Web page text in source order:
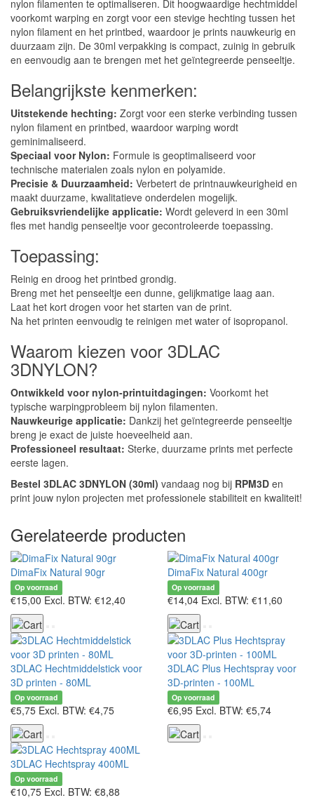
nylon filamenten te optimaliseren. Dit hoogwaardige hechtmiddel
voorkomt warping en zorgt voor een stevige hechting tussen het
nylon filament en het printbed, waardoor je prints nauwkeurig en
duurzaam zijn. De 30ml verpakking is compact, zuinig in gebruik
en eenvoudig aan te brengen met het geïntegreerde penseeltje.
Belangrijkste kenmerken:
Uitstekende hechting: Zorgt voor een sterke verbinding tussen
nylon filament en printbed, waardoor warping wordt
geminimaliseerd.
Speciaal voor Nylon: Formule is geoptimaliseerd voor
technische materialen zoals nylon en polyamide.
Precisie & Duurzaamheid: Verbetert de printnauwkeurigheid en
maakt duurzame, kwalitatieve onderdelen mogelijk.
Gebruiksvriendelijke applicatie: Wordt geleverd in een 30ml
fles met handig penseeltje voor gecontroleerde toepassing.
Toepassing:
Reinig en droog het printbed grondig.
Breng met het penseeltje een dunne, gelijkmatige laag aan.
Laat het kort drogen voor het starten van de print.
Na het printen eenvoudig te reinigen met water of isopropanol.
Waarom kiezen voor 3DLAC
3DNYLON?
Ontwikkeld voor nylon-printuitdagingen: Voorkomt het
typische warpingprobleem bij nylon filamenten.
Nauwkeurige applicatie: Dankzij het geïntegreerde penseeltje
breng je exact de juiste hoeveelheid aan.
Professioneel resultaat: Sterke, duurzame prints met perfecte
eerste lagen.
Bestel 3DLAC 3DNYLON (30ml) vandaag nog bij RPM3D en
print jouw nylon projecten met professionele stabiliteit en kwaliteit!
Gerelateerde producten
DimaFix Natural 90gr
Op voorraad
€15,00 Excl. BTW: €12,40
DimaFix Natural 400gr
Op voorraad
€14,04 Excl. BTW: €11,60
3DLAC Hechtmiddelstick voor
3D printen - 80ML
Op voorraad
€5,75 Excl. BTW: €4,75
3DLAC Plus Hechtspray voor
3D-printen - 100ML
Op voorraad
€6,95 Excl. BTW: €5,74
3DLAC Hechtspray 400ML
Op voorraad
€10,75 Excl. BTW: €8,88